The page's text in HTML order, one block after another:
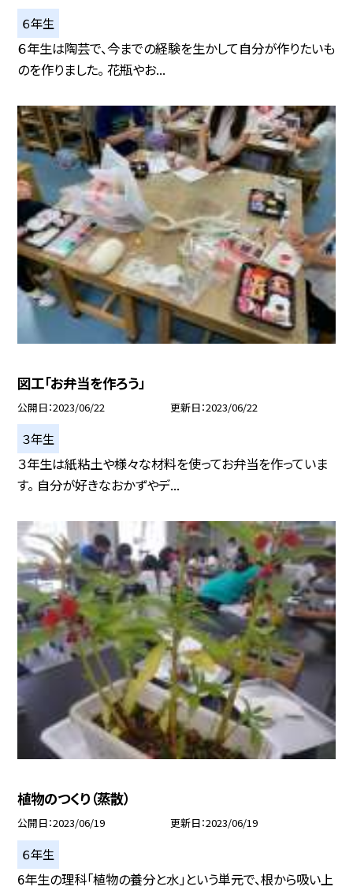
６年生
６年生は陶芸で、今までの経験を生かして自分が作りたいも
のを作りました。 花瓶やお...
図工「お弁当を作ろう」
公開日 2023/06/22 更新日 2023/06/22
３年生
３年生は紙粘土や様々な材料を使ってお弁当を作っていま
す。 自分が好きなおかずやデ...
植物のつくり（蒸散）
公開日 2023/06/19 更新日 2023/06/19
６年生
6年生の理科「植物の養分と水」という単元で、根から吸い上